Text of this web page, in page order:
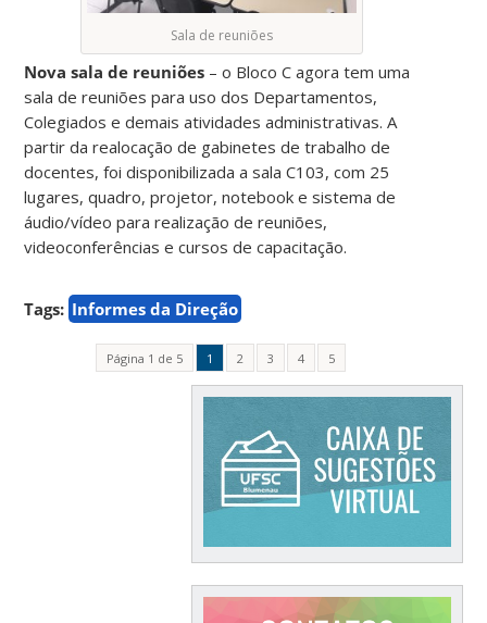
Sala de reuniões
Nova sala de reuniões – o Bloco C agora tem uma
sala de reuniões para uso dos Departamentos,
Colegiados e demais atividades administrativas. A
partir da realocação de gabinetes de trabalho de
docentes, foi disponibilizada a sala C103, com 25
lugares, quadro, projetor, notebook e sistema de
áudio/vídeo para realização de reuniões,
videoconferências e cursos de capacitação.
Tags: Informes da Direção
Página 1 de 5 1 2 3 4 5